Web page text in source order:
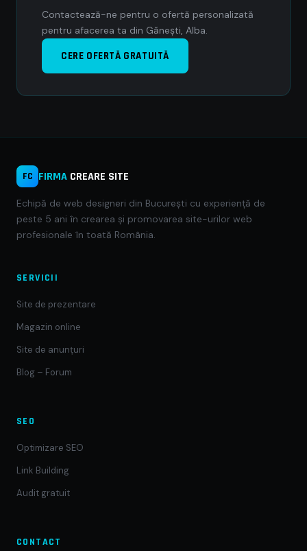
Contactează-ne pentru o ofertă personalizată
pentru afacerea ta din Găneşti, Alba.
CERE OFERTĂ GRATUITĂ
FC FIRMA CREARE SITE
Echipă de web designeri din București cu experiență de
peste 5 ani în crearea și promovarea site-urilor web
profesionale în toată România.
SERVICII
Site de prezentare
Magazin online
Site de anunțuri
Blog – Forum
SEO
Optimizare SEO
Link Building
Audit gratuit
CONTACT